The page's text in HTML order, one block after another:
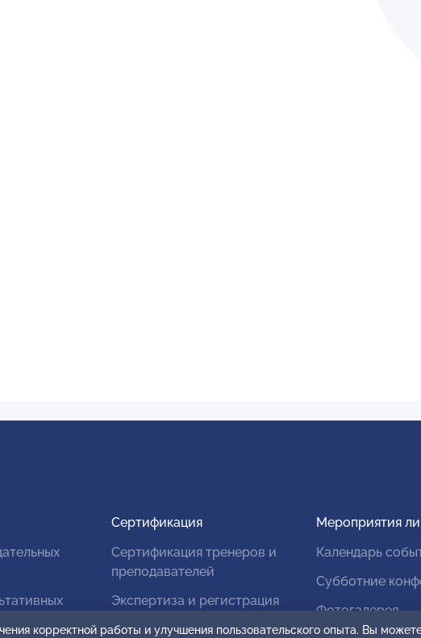
Сертификация
Сертификация тренеров и
преподавателей
Экспертиза и регистрация
Мероприятия
Календарь
Субботние
Фотогалерея
корректной работы и улучшения пользовательского опыта. Вы